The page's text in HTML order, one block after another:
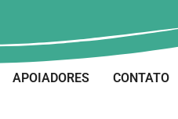
APOIADORES CONTATO